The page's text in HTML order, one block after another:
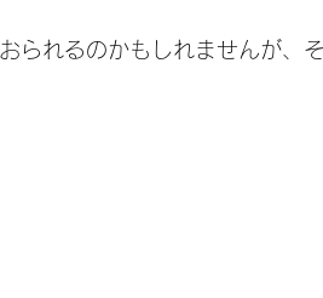
られるのかもしれませんが、